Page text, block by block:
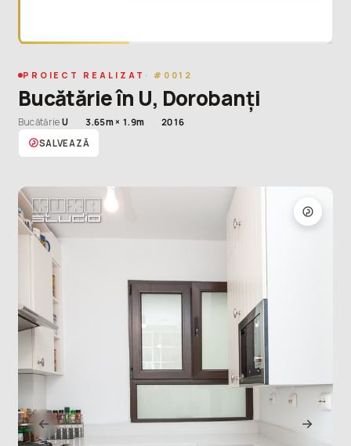
prețul
bucătăriei.
Pierzi
din
vedere
ce
contează
PROIECT REALIZAT · #0012
Bucătărie în U, Dorobanți
BucătărieU 3.65m × 1.9m
2016
SALVEAZĂ